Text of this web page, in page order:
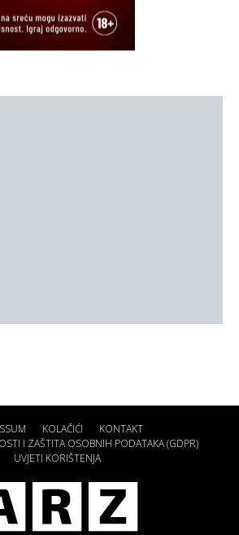
KOLAČIĆI
KONTAKT
I ZAŠTITA OSOBNIH PODATAKA (GDPR)
UVJETI KORIŠTENJA